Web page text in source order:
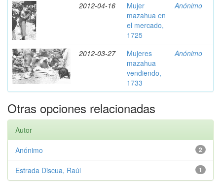
2012-04-16
Mujer
mazahua en
el mercado,
1725
Anónimo
2012-03-27
Mujeres
mazahua
vendiendo,
1733
Anónimo
Otras opciones relacionadas
Autor
2
Anónimo
1
Estrada Discua, Raúl